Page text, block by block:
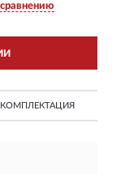
КОМПЛЕКТАЦИЯ